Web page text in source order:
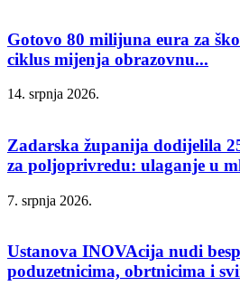
Gotovo 80 milijuna eura za
ciklus mijenja obrazovnu...
14. srpnja 2026.
Zadarska županija dodijelila
za poljoprivredu: ulaganje u
7. srpnja 2026.
Ustanova INOVAcija nudi
poduzetnicima, obrtnicima i